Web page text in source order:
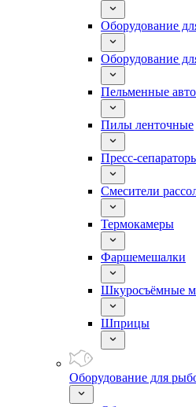
Оборудование
Оборудование
Пельменные
Пилы ленточные
Пресс-
Смесители
Термокамеры
Фаршемешалки
Шкуросъёмные
Шприцы
Оборудование для